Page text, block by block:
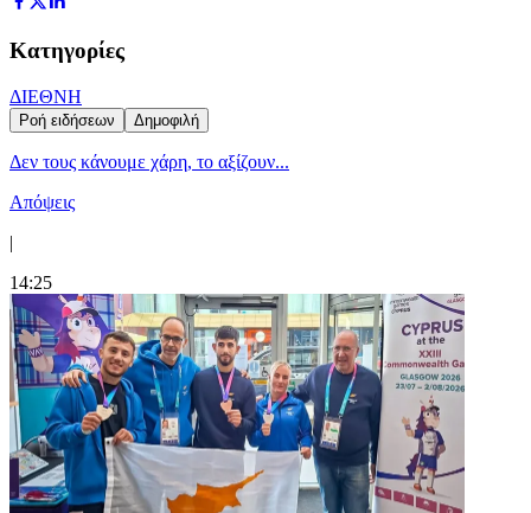
Κατηγορίες
ΔΙΕΘΝΗ
Ροή ειδήσεων Δημοφιλή
Δεν τους κάνουμε χάρη, το αξίζουν...
Απόψεις
|
14:25